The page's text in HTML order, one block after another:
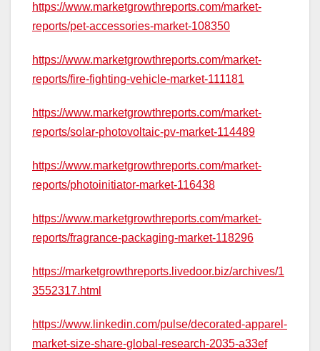
https://www.marketgrowthreports.com/market-
reports/pet-accessories-market-108350
https://www.marketgrowthreports.com/market-
reports/fire-fighting-vehicle-market-111181
https://www.marketgrowthreports.com/market-
reports/solar-photovoltaic-pv-market-114489
https://www.marketgrowthreports.com/market-
reports/photoinitiator-market-116438
https://www.marketgrowthreports.com/market-
reports/fragrance-packaging-market-118296
https://marketgrowthreports.livedoor.biz/archives/1
3552317.html
https://www.linkedin.com/pulse/decorated-apparel-
market-size-share-global-research-2035-a33ef